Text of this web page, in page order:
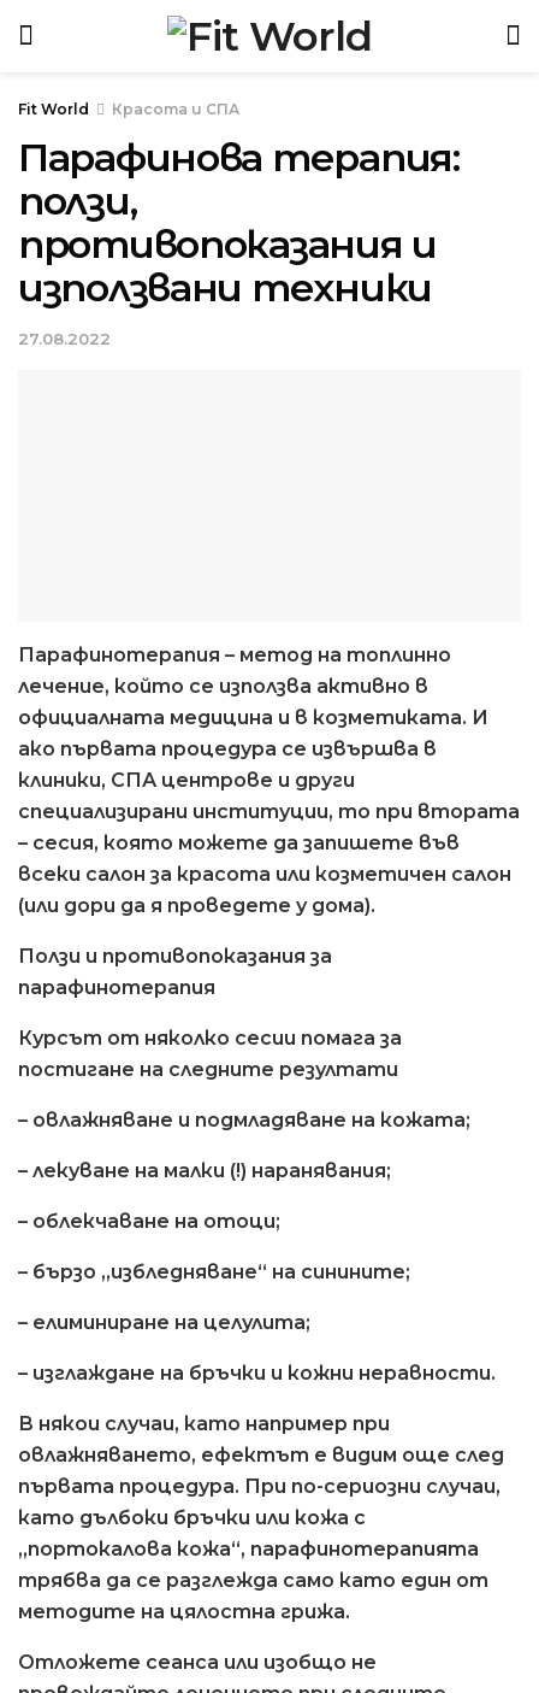
Красота и СПА
Парафинова терапия:
ползи,
противопоказания и
използвани техники
27.08.2022
Парафинотерапия – метод на топлинно
лечение, който се използва активно в
официалната медицина и в козметиката. И
ако първата процедура се извършва в
клиники, СПА центрове и други
специализирани институции, то при втората
– сесия, която можете да запишете във
всеки салон за красота или козметичен салон
(или дори да я проведете у дома).
Ползи и противопоказания за
парафинотерапия
Курсът от няколко сесии помага за
постигане на следните резултати
– овлажняване и подмладяване на кожата;
– лекуване на малки (!) наранявания;
– облекчаване на отоци;
– бързо „избледняване“ на синините;
– елиминиране на целулита;
– изглаждане на бръчки и кожни неравности.
В някои случаи, като например при
овлажняването, ефектът е видим още след
първата процедура. При по-сериозни случаи,
като дълбоки бръчки или кожа с
„портокалова кожа“, парафинотерапията
трябва да се разглежда само като един от
методите на цялостна грижа.
Отложете сеанса или изобщо не